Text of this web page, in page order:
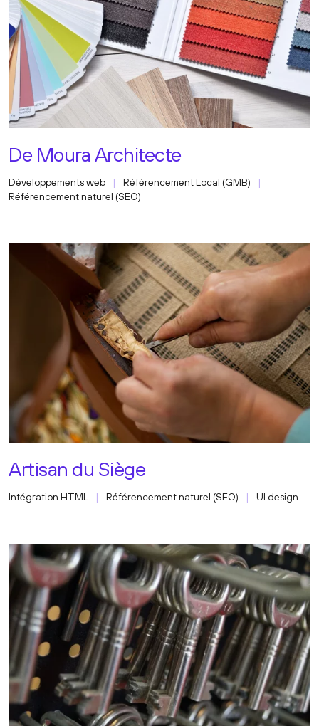
De Moura Architecte
Développements web
Référencement Local (GMB)
Référencement naturel (SEO)
Artisan du Siège
Intégration HTML Référencement naturel (SEO) UI design